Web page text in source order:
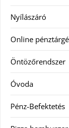
Nyílászáró
Online
Öntözőrendszer
Óvoda
Pénz-Befektetés